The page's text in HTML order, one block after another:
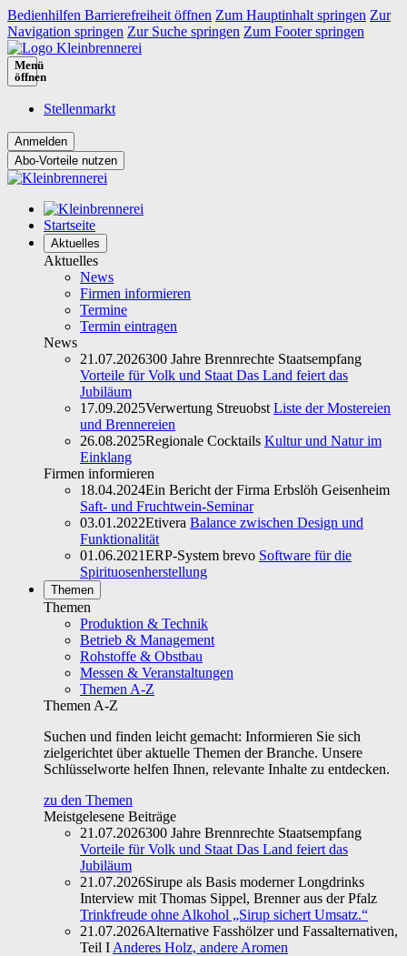
Bedienhilfen Barrierefreiheit öffnen Zum Hauptinhalt springen Zur
Navigation springen Zur Suche springen Zum Footer springen
Menü
öffnen
Stellenmarkt
Abo-Vorteile nutzen
Startseite
Aktuelles
Aktuelles
News
Firmen informieren
Termine
Termin eintragen
News
21.07.2026300 Jahre Brennrechte Staatsempfang
Vorteile für Volk und Staat Das Land feiert das
Jubiläum
17.09.2025Verwertung Streuobst Liste der Mostereien
und Brennereien
26.08.2025Regionale Cocktails Kultur und Natur im
Einklang
Firmen informieren
18.04.2024Ein Bericht der Firma Erbslöh Geisenheim
Saft- und Fruchtwein-Seminar
03.01.2022Etivera Balance zwischen Design und
Funktionalität
01.06.2021ERP-System brevo Software für die
Spirituosenherstellung
Themen
Themen
Produktion & Technik
Betrieb & Management
Rohstoffe & Obstbau
Messen & Veranstaltungen
Themen A-Z
Themen A-Z
Suchen und finden leicht gemacht: Informieren Sie sich
zielgerichtet über aktuelle Themen der Branche. Unsere
Schlüsselworte helfen Ihnen, relevante Inhalte zu entdecken.
zu den Themen
Meistgelesene Beiträge
21.07.2026300 Jahre Brennrechte Staatsempfang
Vorteile für Volk und Staat Das Land feiert das
Jubiläum
21.07.2026Sirupe als Basis moderner Longdrinks
Interview mit Thomas Sippel, Brenner aus der Pfalz
Trinkfreude ohne Alkohol „Sirup sichert Umsatz.“
21.07.2026Alternative Fasshölzer und Fassalternativen,
Teil I Anderes Holz, andere Aromen